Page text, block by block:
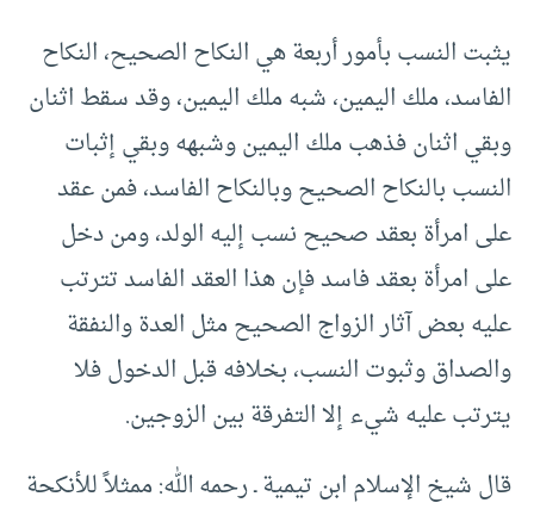
يثبت النسب بأمور أربعة هي النكاح الصحيح، النكاح
الفاسد، ملك اليمين، شبه ملك اليمين، وقد سقط اثنان
وبقي اثنان فذهب ملك اليمين وشبهه وبقي إثبات
النسب بالنكاح الصحيح وبالنكاح الفاسد، فمن عقد
على امرأة بعقد صحيح نسب إليه الولد، ومن دخل
على امرأة بعقد فاسد فإن هذا العقد الفاسد تترتب
عليه بعض آثار الزواج الصحيح مثل العدة والنفقة
والصداق وثبوت النسب، بخلافه قبل الدخول فلا
يترتب عليه شيء إلا التفرقة بين الزوجين.
قال شيخ الإسلام ابن تيمية ـ رحمه الله: ممثلاً للأنكحة